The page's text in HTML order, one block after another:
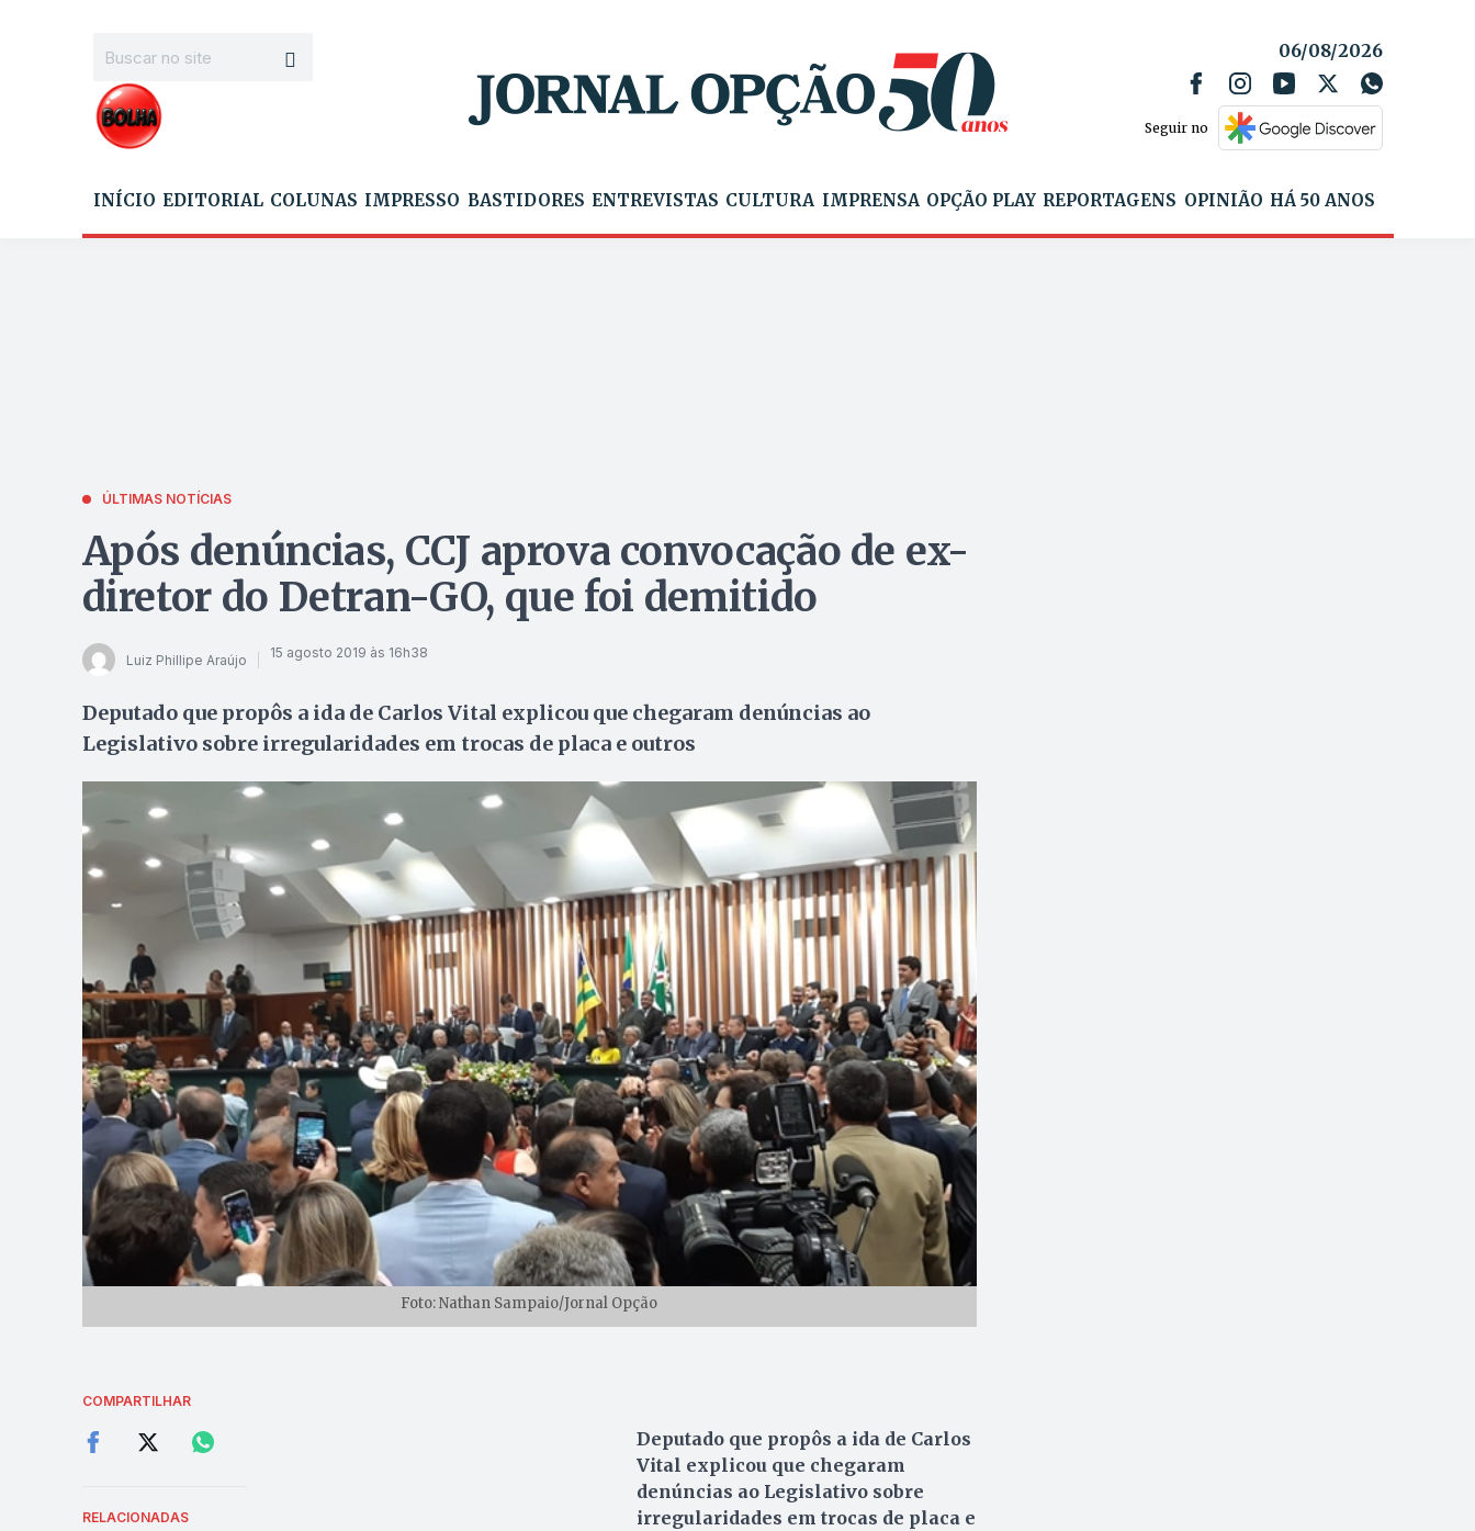
06/08/2026
Seguir no
INÍCIO EDITORIAL COLUNAS IMPRESSO BASTIDORES ENTREVISTAS CULTURA IMPRENSA OPÇÃO PLAY REPORTAGENS OPINIÃO HÁ 50 ANOS
ÚLTIMAS NOTÍCIAS
Após denúncias, CCJ aprova convocação de ex-
diretor do Detran-GO, que foi demitido
Luiz Phillipe Araújo 15 agosto 2019 às 16h38
Deputado que propôs a ida de Carlos Vital explicou que chegaram denúncias ao
Legislativo sobre irregularidades em trocas de placa e outros
Foto: Nathan Sampaio/Jornal Opção
COMPARTILHAR
RELACIONADAS
Deputado que propôs a ida de Carlos
Vital explicou que chegaram
denúncias ao Legislativo sobre
irregularidades em trocas de placa e